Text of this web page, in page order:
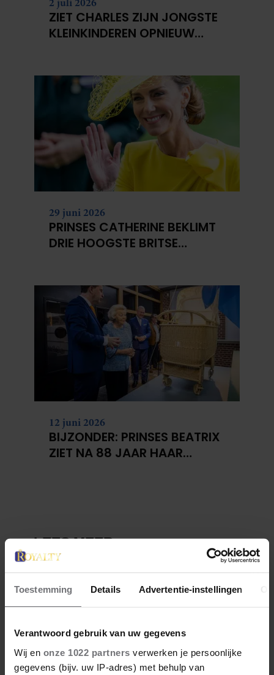
Toestemming Details Advertentie-instellingen
Verantwoord gebruik van uw gegevens
Wij en onze 1022 partners verwerken je persoonlijke
gegevens (bijv. uw IP-adres) met behulp van
ZIET CHARLES ZIJN JONGSTE
KLEINKINDEREN OPNIEUW
29 juni 2026
PRINSES CATHERINE BEKLIMT
DRIE HOOGSTE BRITSE
12 juni 2026
BIJZONDER: PRINSES BEATRIX
ZIET NA 88 JAAR HAAR